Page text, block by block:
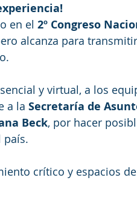
en el 2º Congreso
alcanza para
y virtual, a los
a la Secretaría de
Beck, por hacer
país.
crítico y espacios